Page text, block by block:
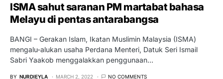
ISMA sahut saranan PM martabat bahasa
Melayu di pentas antarabangsa
BANGI – Gerakan Islam, Ikatan Muslimin Malaysia (ISMA)
mengalu-alukan usaha Perdana Menteri, Datuk Seri Ismail
Sabri Yaakob menggalakkan penggunaan…
BY NURDIEYLA MARCH 2, 2022 NO COMMENTS